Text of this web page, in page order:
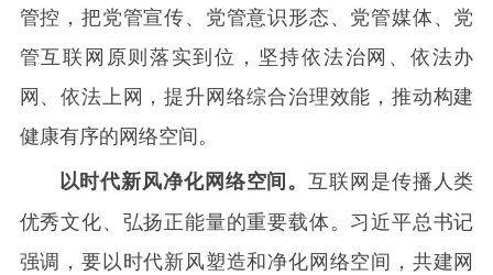
管控，把党管宣传、党管意识形态、党管媒体、党
管互联网原则落实到位，坚持依法治网、依法办
网、依法上网，提升网络综合治理效能，推动构建
健康有序的网络空间。
以时代新风净化网络空间。互联网是传播人类
优秀文化、弘扬正能量的重要载体。习近平总书记
强调，要以时代新风塑造和净化网络空间，共建网